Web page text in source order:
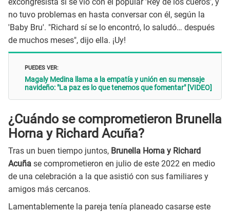
no tuvo problemas en hasta conversar con él, según la
'Baby Bru'. "Richard sí se lo encontró, lo saludó… después
de muchos meses", dijo ella. ¡Uy!
PUEDES VER:
Magaly Medina llama a la empatía y unión en su mensaje
navideño: "La paz es lo que tenemos que fomentar" [VIDEO]
¿Cuándo se comprometieron Brunella
Horna y Richard Acuña?
Tras un buen tiempo juntos, Brunella Horna y Richard
Acuña se comprometieron en julio de este 2022 en medio
de una celebración a la que asistió con sus familiares y
amigos más cercanos.
Lamentablemente la pareja tenía planeado casarse este